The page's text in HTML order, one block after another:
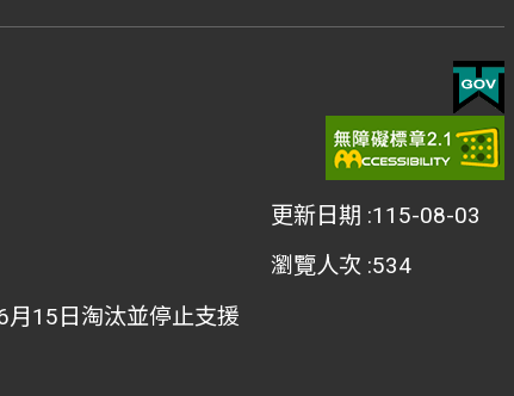
月15日淘汰並停止支援
更新日期 115-08-03
瀏覽人次 534